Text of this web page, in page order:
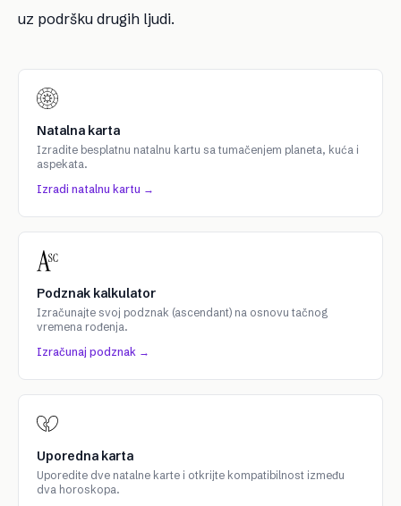
uz podršku drugih ljudi.
Natalna karta
Izradite besplatnu natalnu kartu sa tumačenjem planeta, kuća i
aspekata.
Izradi natalnu kartu →
Podznak kalkulator
Izračunajte svoj podznak (ascendant) na osnovu tačnog
vremena rođenja.
Izračunaj podznak →
Uporedna karta
Uporedite dve natalne karte i otkrijte kompatibilnost između
dva horoskopa.